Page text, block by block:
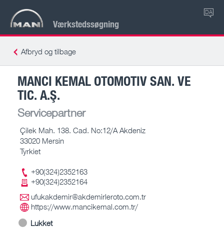
Værkstedssøgning
DA
Afbryd og tilbage
MANCI KEMAL OTOMOTIV SAN. VE
TIC. A.Ş.
Servicepartner
Çilek Mah. 138. Cad. No:12/A Akdeniz
33020 Mersin
Tyrkiet
+90(324)2352163
+90(324)2352164
ufukakdemir@akdemirleroto.com.tr
https://www.mancikemal.com.tr/
Lukket